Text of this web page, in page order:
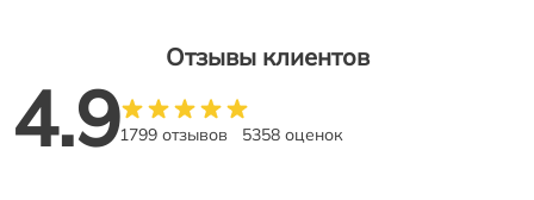
Отзывы клиентов
4.91799 отзывов 5358 оценок